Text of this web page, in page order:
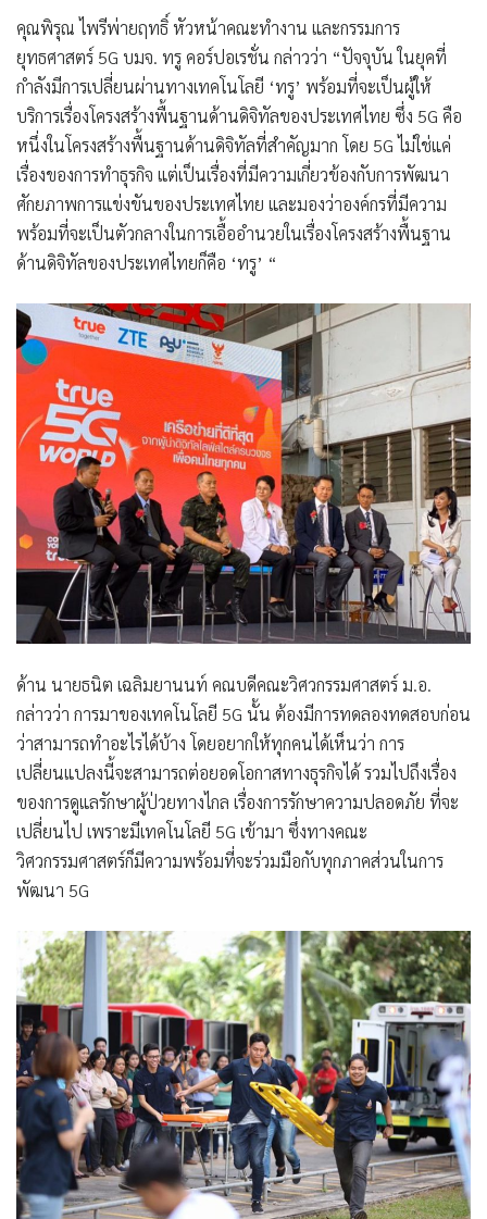
คุณพิรุณ ไพรีพ่ายฤทธิ์ หัวหน้าคณะทำงาน และกรรมการ
ยุทธศาสตร์ 5G บมจ. ทรู คอร์ปอเรชั่น กล่าวว่า “ปัจจุบัน ในยุคที่
กำลังมีการเปลี่ยนผ่านทางเทคโนโลยี ‘ทรู’ พร้อมที่จะเป็นผู้ให้
บริการเรื่องโครงสร้างพื้นฐานด้านดิจิทัลของประเทศไทย ซึ่ง 5G คือ
หนึ่งในโครงสร้างพื้นฐานด้านดิจิทัลที่สำคัญมาก โดย 5G ไม่ใช่แค่
เรื่องของการทำธุรกิจ แต่เป็นเรื่องที่มีความเกี่ยวข้องกับการพัฒนา
ศักยภาพการแข่งขันของประเทศไทย และมองว่าองค์กรที่มีความ
พร้อมที่จะเป็นตัวกลางในการเอื้ออำนวยในเรื่องโครงสร้างพื้นฐาน
ด้านดิจิทัลของประเทศไทยก็คือ ‘ทรู’ “
ด้าน นายธนิต เฉลิมยานนท์ คณบดีคณะวิศวกรรมศาสตร์ ม.อ.
กล่าวว่า การมาของเทคโนโลยี 5G นั้น ต้องมีการทดลองทดสอบก่อน
ว่าสามารถทำอะไรได้บ้าง โดยอยากให้ทุกคนได้เห็นว่า การ
เปลี่ยนแปลงนี้จะสามารถต่อยอดโอกาสทางธุรกิจได้ รวมไปถึงเรื่อง
ของการดูแลรักษาผู้ป่วยทางไกล เรื่องการรักษาความปลอดภัย ที่จะ
เปลี่ยนไป เพราะมีเทคโนโลยี 5G เข้ามา ซึ่งทางคณะ
วิศวกรรมศาสตร์ก็มีความพร้อมที่จะร่วมมือกับทุกภาคส่วนในการ
พัฒนา 5G